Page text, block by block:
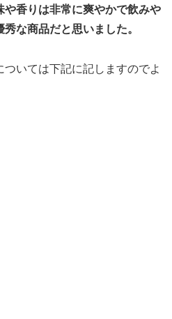
香りは非常に爽やかで飲みや
な商品だと思いました。
いては下記に記しますのでよ